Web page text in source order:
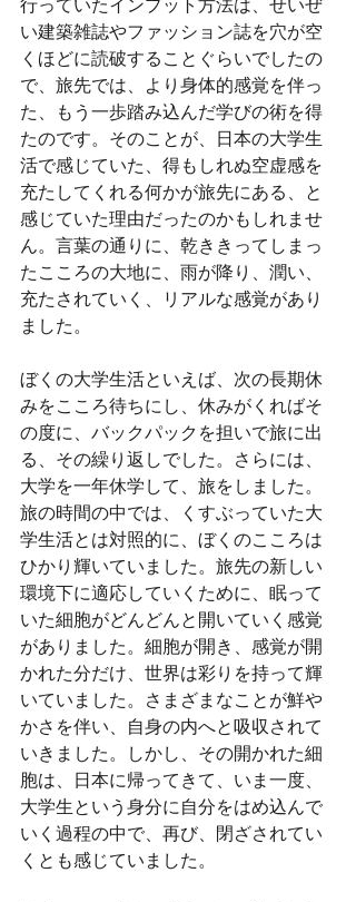
行っていたインプット方法は、せいぜ
い建築雑誌やファッション誌を穴が空
くほどに読破することぐらいでしたの
で、旅先では、より身体的感覚を伴っ
た、もう一歩踏み込んだ学びの術を得
たのです。そのことが、日本の大学生
活で感じていた、得もしれぬ空虚感を
充たしてくれる何かが旅先にある、と
感じていた理由だったのかもしれませ
ん。言葉の通りに、乾ききってしまっ
たこころの大地に、雨が降り、潤い、
充たされていく、リアルな感覚があり
ました。
ぼくの大学生活といえば、次の長期休
みをこころ待ちにし、休みがくればそ
の度に、バックパックを担いで旅に出
る、その繰り返しでした。さらには、
大学を一年休学して、旅をしました。
旅の時間の中では、くすぶっていた大
学生活とは対照的に、ぼくのこころは
ひかり輝いていました。旅先の新しい
環境下に適応していくために、眠って
いた細胞がどんどんと開いていく感覚
がありました。細胞が開き、感覚が開
かれた分だけ、世界は彩りを持って輝
いていました。さまざまなことが鮮や
かさを伴い、自身の内へと吸収されて
いきました。しかし、その開かれた細
胞は、日本に帰ってきて、いま一度、
大学生という身分に自分をはめ込んで
いく過程の中で、再び、閉ざされてい
くとも感じていました。